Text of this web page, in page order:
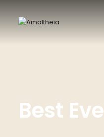
Best